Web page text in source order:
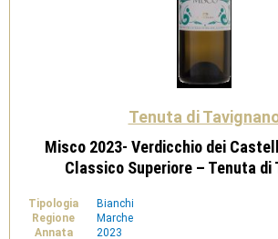
Tenuta di
Misco 2023- Verdicchio dei
Classico Superiore – Tenuta di
Tipologia
Bianchi
Regione
Marche
Annata
2023